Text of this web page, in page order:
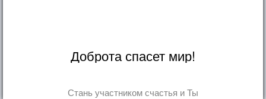
Доброта спасет мир!
Стань участником счастья и Ты